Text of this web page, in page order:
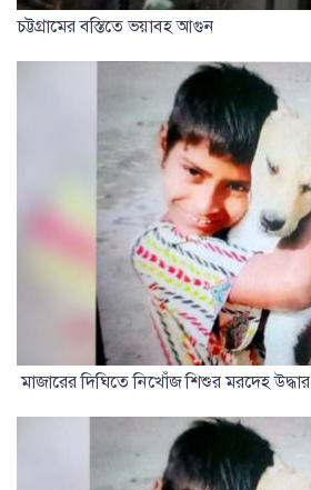
চট্টগ্রামের বস্তিতে ভয়াবহ আগুন
মাজারের দিঘিতে নিখোঁজ শিশুর মরদেহ উদ্ধার